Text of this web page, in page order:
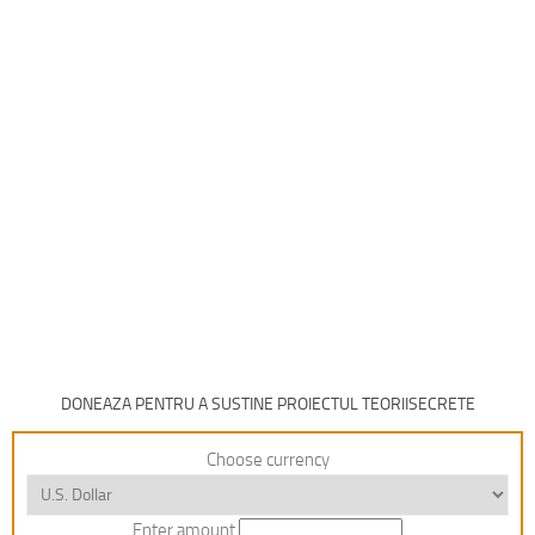
DONEAZA PENTRU A SUSTINE PROIECTUL TEORIISECRETE
Choose currency
Enter amount